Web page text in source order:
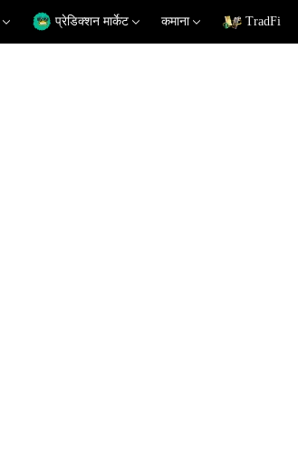
प्रेडिक्शन मार्केट कमाना TradFi